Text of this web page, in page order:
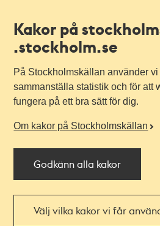
Kakor på
.stockholm.se
På Stockholmskällan använder
sammanställa statistik och för att
fungera på ett bra sätt för dig.
Om kakor på Stockholmskällan
Godkänn alla kakor
Välj vilka kakor vi får